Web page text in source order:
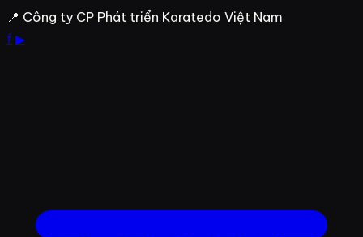
Bỏ
qua
📍 Công ty CP Phát triển Karatedo Việt Nam
f ▶